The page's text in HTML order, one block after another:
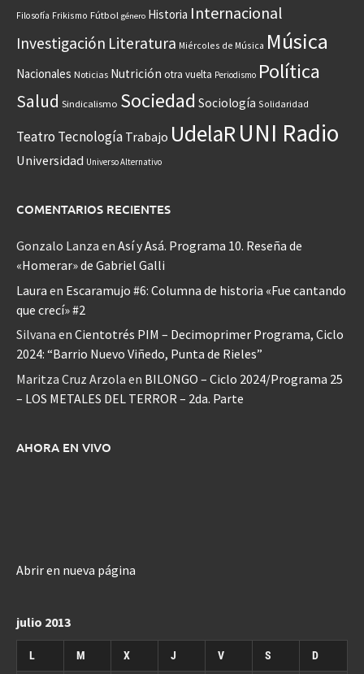
Filosofía Frikismo Fútbol género Historia Internacional
Investigación Literatura Miércoles de Música Música
Nacionales Noticias Nutrición otra vuelta Periodismo Política
Salud Sindicalismo Sociedad Sociología Solidaridad
Teatro Tecnología Trabajo UdelaRUNI Radio
Universidad Universo Alternativo
COMENTARIOS RECIENTES
Gonzalo Lanza en Así y Asá. Programa 10. Reseña de
«Homerar» de Gabriel Galli
Laura en Escaramujo #6: Columna de historia «Fue cantando
que crecí» #2
Silvana en Cientotrés PIM – Decimoprimer Programa, Ciclo
2024: “Barrio Nuevo Viñedo, Punta de Rieles”
Maritza Cruz Arzola en BILONGO – Ciclo 2024/Programa 25
– LOS METALES DEL TERROR – 2da. Parte
AHORA EN VIVO
Abrir en nueva página
julio 2013
L M X J V S D